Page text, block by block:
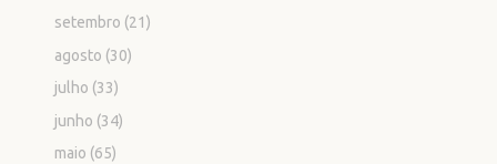
setembro (21)
agosto (30)
julho (33)
junho (34)
maio (65)